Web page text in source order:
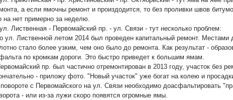
а если ямочны ремонт и произдодится, то без проливки швов
на нет примерно за неделю.
Лиственная - Первомайский пр. - ул. Связи - тут несколько проблем:
ул. Лиственной летом 2014 был проведен капитальный ремонт. Местами
стало более узким, чем оно было до ремонта. Как результат -
по кромкам дороги. Это быстро приведет к большим ямам.
пр. был частично отремонтирован в 2013 году, участок без
- приложу фото. "Новый участок" уже богат на колею и
с Первомайского на ул. Связи необходимо доасфальтировать
- или из-за лужи скоро появятся огромные ямы.